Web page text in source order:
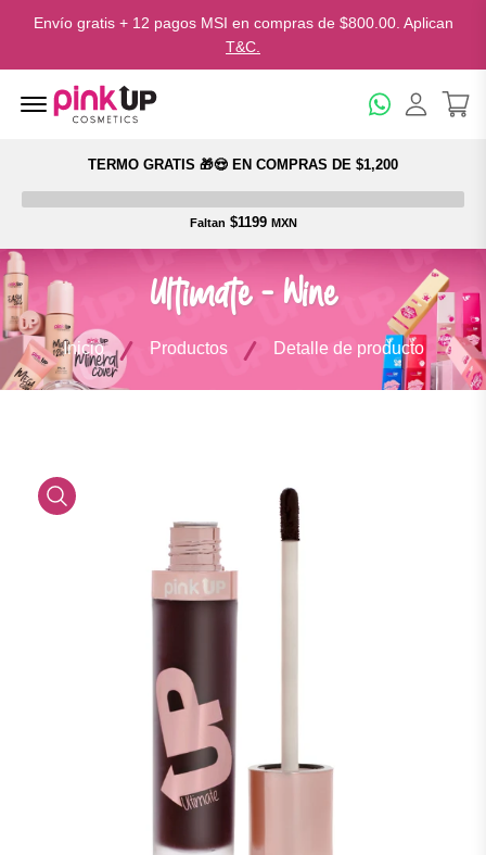
Envío gratis + 12 pagos MSI en compras de $800.00. Aplican
T&C.
Menu Open
TERMO GRATIS 🎁😍 EN COMPRAS DE $1,200
Faltan $1199 MXN
Ultimate - Wine
Inicio Productos Detalle de producto